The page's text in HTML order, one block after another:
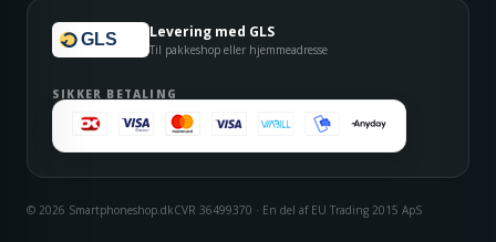
GLS Levering med GLS
Til pakkeshop eller hjemmeadresse
SIKKER BETALING
© 2026 Smartphoneshop.dkCVR 36499370 · En del af EU Trading 2015 ApS